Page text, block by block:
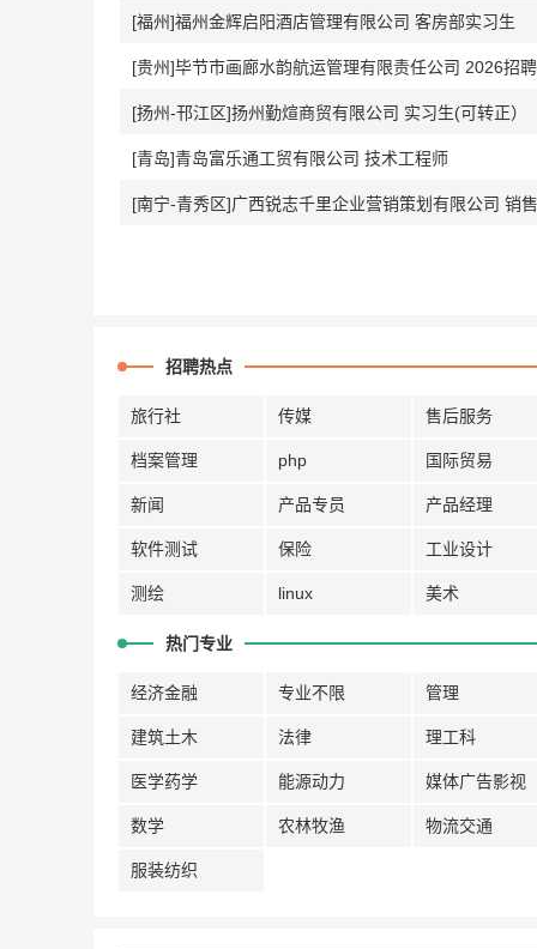
[福州]福州金辉启阳酒店管理有限公司 客房部实习生
[贵州]毕节市画廊水韵航运管理有限责任公司 2026招聘
[扬州-邗江区]扬州勤煊商贸有限公司 实习生(可转正）
[青岛]青岛富乐通工贸有限公司 技术工程师
[南宁-青秀区]广西锐志千里企业营销策划有限公司 销
招聘热点
旅行社 传媒 售后服务
档案管理 php 国际贸易
新闻 产品专员 产品经理
软件测试 保险 工业设计
测绘 linux 美术
热门专业
经济金融 专业不限 管理
建筑土木 法律 理工科
医学药学 能源动力 媒体广告影视
数学 农林牧渔 物流交通
服装纺织